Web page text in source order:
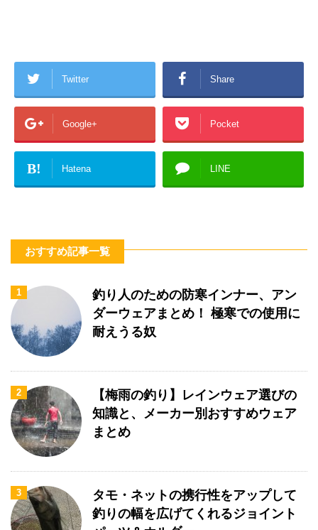
Twitter Share
Google+ Pocket
B! Hatena LINE
おすすめ記事一覧
1
釣り人のための防寒インナー、アン
ダーウェアまとめ！ 極寒での使用に
耐えうる奴
2
【梅雨の釣り】レインウェア選びの
知識と、メーカー別おすすめウェア
まとめ
3
タモ・ネットの携行性をアップして
釣りの幅を広げてくれるジョイント